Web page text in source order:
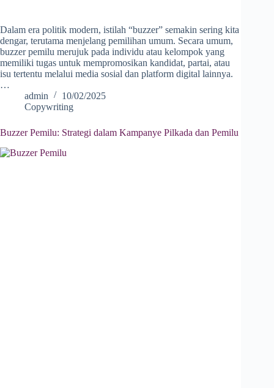
Dalam era politik modern, istilah “buzzer” semakin sering kita
dengar, terutama menjelang pemilihan umum. Secara umum,
buzzer pemilu merujuk pada individu atau kelompok yang
memiliki tugas untuk mempromosikan kandidat, partai, atau
isu tertentu melalui media sosial dan platform digital lainnya.
…
admin
10/02/2025
Copywriting
Buzzer Pemilu: Strategi dalam Kampanye Pilkada dan Pemilu